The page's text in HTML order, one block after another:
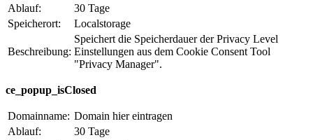
Ablauf:
30 Tage
Speicherort:
Localstorage
Beschreibung:
Speichert die Speicherdauer der Privacy Level
Einstellungen aus dem Cookie Consent Tool
"Privacy Manager".
ce_popup_isClosed
Domainname: Domain hier eintragen
Ablauf:
30 Tage